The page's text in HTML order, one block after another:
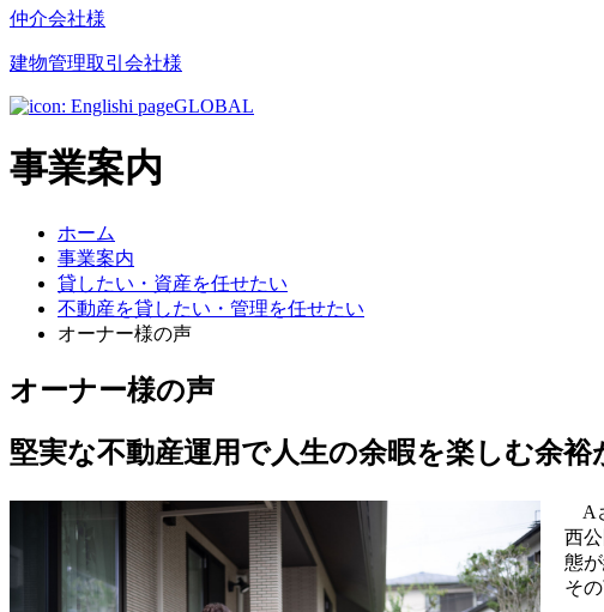
仲介会社様
建物管理取引会社様
GLOBAL
事業案内
ホーム
事業案内
貸したい・資産を任せたい
不動産を貸したい・管理を任せたい
オーナー様の声
オーナー様の声
堅実な不動産運用で人生の余暇を楽しむ余裕
A
西
態
そ